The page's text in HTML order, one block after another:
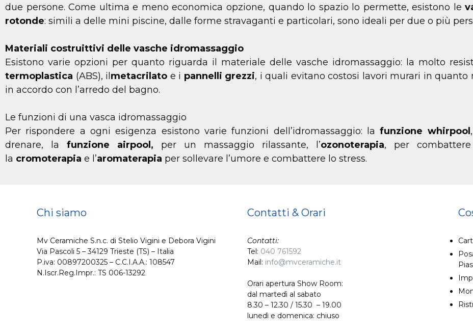
due persone. Come ultima e meno economica opzione, quando lo spazio lo permette, esistono le
rotonde: simili a delle mini piscine, dalle forme stravaganti e particolari, sono ideali per due o più
Materiali costruittivi delle vasche idromassaggio
Esistono varie opzioni per quanto riguarda il materiale delle vasche idromassaggio: la molto
termoplastica (ABS), ilmetacrilato e i pannelli grezzi, i quali evitano costosi lavori murari in
in accordo con l’arredo del bagno.
Le funzioni di una vasca idromassaggio
Per rispondere a ogni esigenza esistono varie funzioni dell’idromassaggio: lafunzione whirpool
drenare, la funzione airpool, per un massaggio rilassante, l’ozonoterapia, per
la cromoterapia e l’aromaterapia per sollevare l’umore e combattere lo stress.
Chi siamo
Mv Ceramiche S.n.c. di Stelio Vigini e Debora Vigini
Via Pascoli 5 – 34129 Trieste (TS) – Italia
P.iva: 00897200325 – C.C.I.A.A.: 108547
N.Iscr.Reg.Impr.: TS 006-13292
Contatti & Orari
Contatti:
Tel: 040 761592
Mail: info@mvceramiche.it
Orari apertura Show Room:
dal martedì al sabato
8.30 – 12.30 / 15.30 – 19.00
lunedì e domenica: chiuso